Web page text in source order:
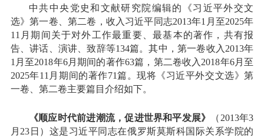
中共中央党史和文献研究院编辑的《习近平外交文
选》第一卷、第二卷，收入习近平同志2013年1月至2025年
11月期间关于对外工作最重要、最基本的著作，共有报
告、讲话、演讲、致辞等134篇。其中，第一卷收入2013年
1月至2018年6月期间的著作63篇，第二卷收入2018年6月至
2025年11月期间的著作71篇。现将《习近平外交文选》第
一卷、第二卷主要篇目介绍如下。
《顺应时代前进潮流，促进世界和平发展》
（2013年3
月23日）这是习近平同志在俄罗斯莫斯科国际关系学院的